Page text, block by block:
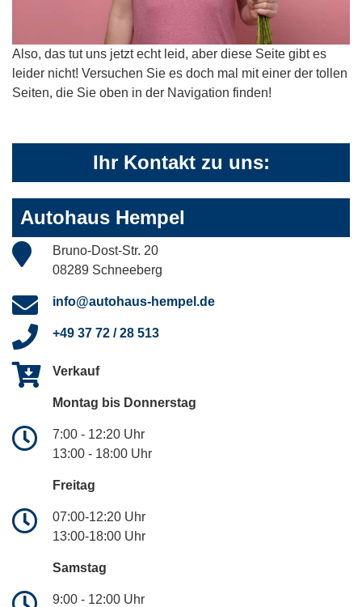
Also, das tut uns jetzt echt leid, aber diese Seite gibt es
leider nicht! Versuchen Sie es doch mal mit einer der tollen
Seiten, die Sie oben in der Navigation finden!
Ihr Kontakt zu uns:
Autohaus Hempel
Bruno-Dost-Str. 20
08289 Schneeberg
info@autohaus-hempel.de
+49 37 72 / 28 513
Verkauf
Montag bis Donnerstag
7:00 - 12:20 Uhr
13:00 - 18:00 Uhr
Freitag
07:00-12:20 Uhr
13:00-18:00 Uhr
Samstag
9:00 - 12:00 Uhr